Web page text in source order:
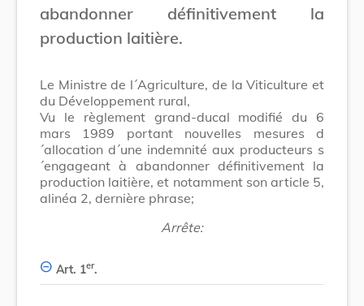
abandonner définitivement la
production laitière.
Le Ministre de l´Agriculture, de la Viticulture et
du Développement rural,
Vu le règlement grand-ducal modifié du 6
mars 1989 portant nouvelles mesures d
´allocation d´une indemnité aux producteurs s
´engageant à abandonner définitivement la
production laitière, et notamment son article 5,
alinéa 2, dernière phrase;
Arrête:
Art. 1er.